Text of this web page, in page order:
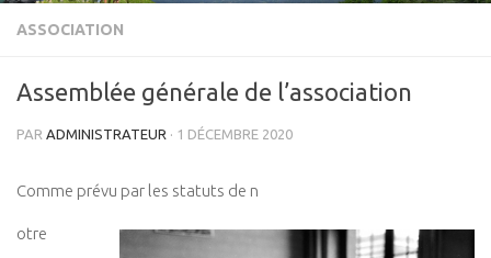
ASSOCIATION
Assemblée générale de l’association
PAR ADMINISTRATEUR · 1 DÉCEMBRE 2020
Comme prévu par les statuts de n
otre